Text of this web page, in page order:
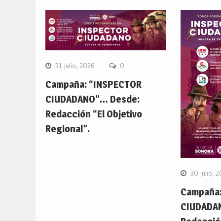
31 julio, 2026 0
Campaña: “INSPECTOR
CIUDADANO”… Desde:
Redacción “El Objetivo
Regional”.
30 julio,